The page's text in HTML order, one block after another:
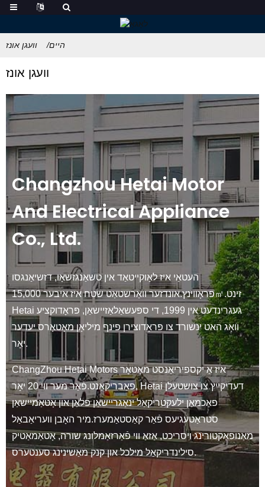
היים וועגן אונז
וועגן אונז
Changzhou Hetai Motor
And Electrical Appliance
Co., Ltd.
העטאַי איז לאָוקייטאַד אין טשאַנגזשאָו, דזשיאַנגסו
פּראָווינץ.אונדזער וואַרשטאַט שטח איז איבער 15,000㎡.זינט
Hetai געגרינדעט אין 1999, די ספּעשאַלאַזיישאַן, פּראָדוקציע
וואָג האט ינשורד צו פּראָדוצירן פינף מיליאָן מאָטאָרס יעדער
יאָר.
ChangZhou Hetai Motors איז אַ יקספּיריאַנסט מאָטאָר
פאַבריקאַנט.פֿאַר מער ווי 20 יאָר, Hetai דעדיקייץ צו צושטעלן
פאַכמאַן ילעקטריקאַל ינאַגריישאַן פּלאַן און אָטאַמיישאַן
סטראַטעגיעס פֿאַר קאַסטאַמערז.מיר האָבן וועריאַבאַל
מאַנופאַקטורינג ויסריכט, אַזאַ ווי פֿאַרזאַמלונג שורה, אָטאַמאַטיק
סילינדריקאַל מילכל און קנק מאַשינינג סענטערס.